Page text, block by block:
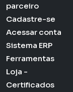
parceiro
Cadastre-se
Acessar conta
Sistema ERP
Ferramentas
Loja -
Certificados